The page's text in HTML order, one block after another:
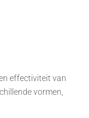
effectiviteit van
vormen,